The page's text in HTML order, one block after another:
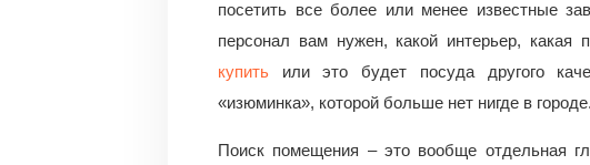
посетить все более или менее известные
персонал вам нужен, какой интерьер, какая
купить или это будет посуда другого
«изюминка», которой больше нет нигде в городе.
Поиск помещения – это вообще отдельная